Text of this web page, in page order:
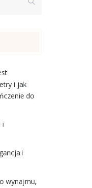
i jak
do
i
i
wynajmu,